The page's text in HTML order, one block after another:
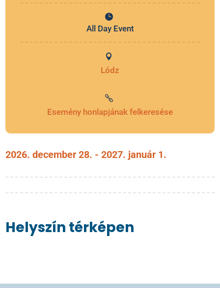
All Day Event
Lódz
Esemény honlapjának felkeresése
2026. december 28. - 2027. január 1.
Helyszín térképen